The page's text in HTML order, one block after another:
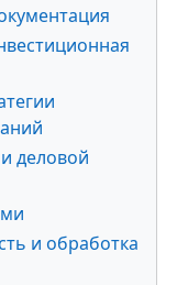
деловой
и обработка